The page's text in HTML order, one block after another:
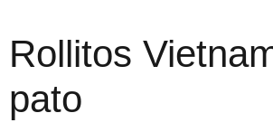
Rollitos
pato